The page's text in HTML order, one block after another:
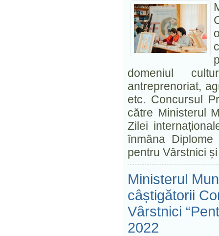
domeniul
antreprenoriat,
etc. Concursul
către Ministerul
Zilei
înmâna
pentru Vârstnici
Ministerul
câștigătorii
Vârstnici
2022